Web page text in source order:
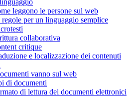
leggono le persone sul web
per un linguaggio semplice
collaborativa
critique
e localizzazione dei contenuti
vanno sul web
di documenti
di lettura dei documenti elettronici